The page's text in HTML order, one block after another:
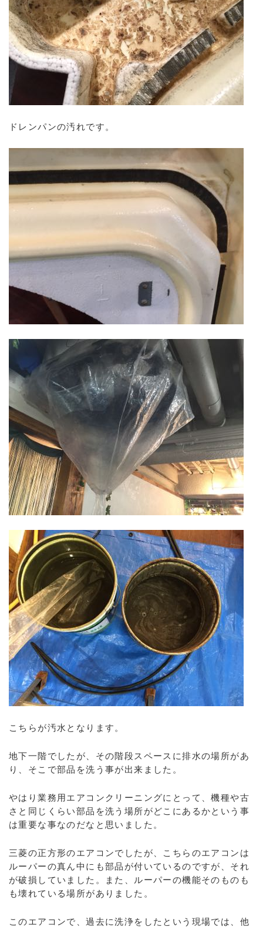
ドレンパンの汚れです。
こちらが汚水となります。
地下一階でしたが、その階段スペースに排水の場所があ
り、そこで部品を洗う事が出来ました。
やはり業務用エアコンクリーニングにとって、機種や古
さと同じくらい部品を洗う場所がどこにあるかという事
は重要な事なのだなと思いました。
三菱の正方形のエアコンでしたが、こちらのエアコンは
ルーパーの真ん中にも部品が付いているのですが、それ
が破損していました。また、ルーパーの機能そのものも
も壊れている場所がありました。
このエアコンで、過去に洗浄をしたという現場では、他